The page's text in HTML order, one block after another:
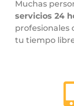
Muchas
servicios 24
profesionales
tu tiempo